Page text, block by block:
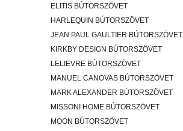
ELITIS BÚTORSZÖVET
HARLEQUIN BÚTORSZÖVET
JEAN PAUL GAULTIER BÚTORSZÖVET
KIRKBY DESIGN BÚTORSZÖVET
LELIEVRE BÚTORSZÖVET
MANUEL CANOVAS BÚTORSZÖVET
MARK ALEXANDER BÚTORSZÖVET
MISSONI HOME BÚTORSZÖVET
MOON BÚTORSZÖVET